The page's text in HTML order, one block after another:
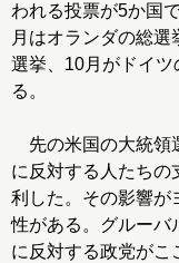
われる投票が5か国
月はオランダの総
選挙、10月がドイ
る。
先の米国の大統領
に反対する人たちの
利した。その影響が
性がある。グルーバ
に反対する政党がこ